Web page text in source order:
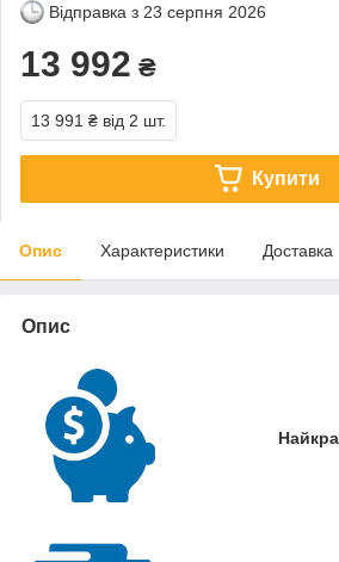
Відправка з 23 серпня 2026
13 992 ₴
13 991 ₴ від 2 шт.
Купити
Опис Характеристики Доставка
Опис